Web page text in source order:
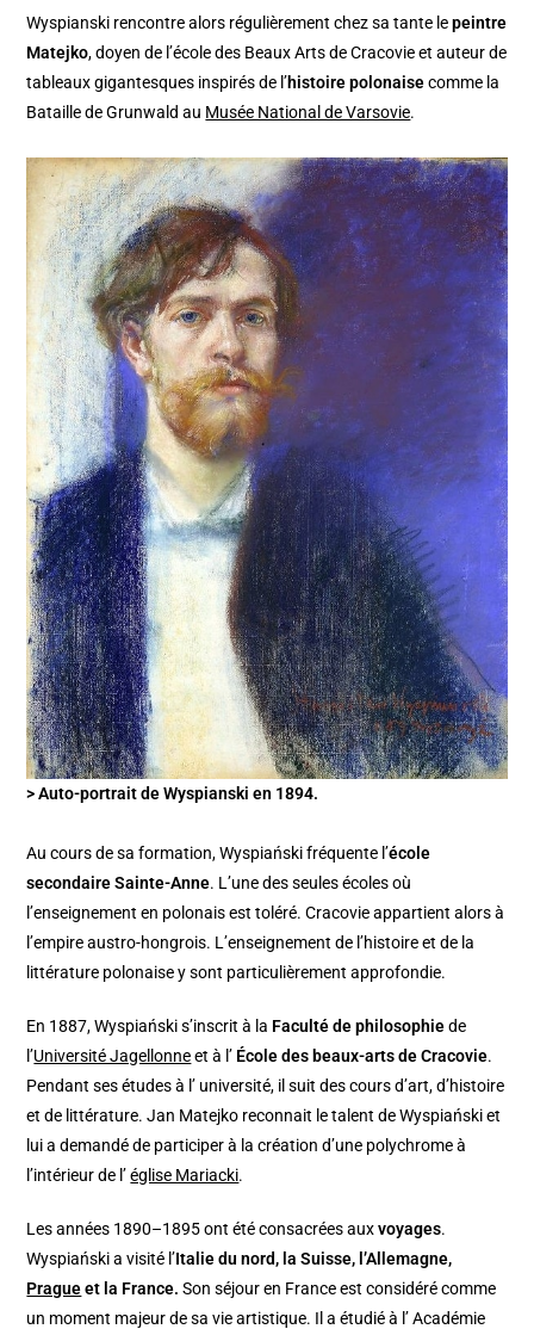
Wyspianski rencontre alors régulièrement chez sa tante lepeintre
Matejko, doyen de l’école des Beaux Arts de Cracovie et auteur de
tableaux gigantesques inspirés de l’histoire polonaisecomme la
Bataille de Grunwald au Musée National de Varsovie.
> Auto-portrait de Wyspianski en 1894.
Au cours de sa formation, Wyspiański fréquente l’école
secondaire Sainte-Anne. L’une des seules écoles où
l’enseignement en polonais est toléré. Cracovie appartient alors à
l’empire austro-hongrois. L’enseignement de l’histoire et de la
littérature polonaise y sont particulièrement approfondie.
En 1887, Wyspiański s’inscrit à la Faculté de philosophiede
l’Université Jagellonneet à l’ École des beaux-arts de Cracovie.
Pendant ses études à l’ université, il suit des cours d’art, d’histoire
et de littérature. Jan Matejko reconnait le talent de Wyspiański et
lui a demandé de participer à la création d’une polychrome à
l’intérieur de l’église Mariacki.
Les années 1890–1895 ont été consacrées auxvoyages.
Wyspiański a visité l’Italie du nord, la Suisse, l’Allemagne,
Pragueet la France. Son séjour en France est considéré comme
un moment majeur de sa vie artistique. Il a étudié à l’ Académie